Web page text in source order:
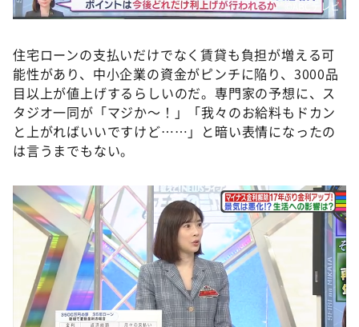
©️ABCテレビ
住宅ローンの支払いだけでなく賃貸も負担が増える可
能性があり、中小企業の資金がピンチに陥り、3000品
目以上が値上げするらしいのだ。専門家の予想に、ス
タジオ一同が「マジか～！」「我々のお給料もドカン
と上がればいいですけど……」と暗い表情になったの
は言うまでもない。